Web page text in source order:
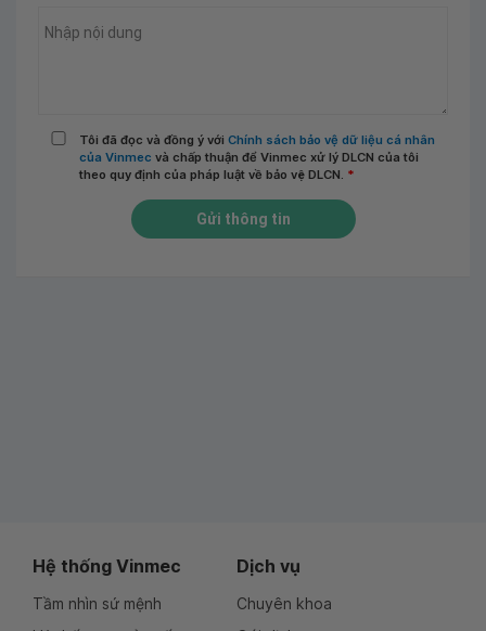
Tôi đã đọc và đồng ý với Chính sách bảo vệ dữ liệu cá nhân
của Vinmec và chấp thuận để Vinmec xử lý DLCN của tôi
theo quy định của pháp luật về bảo vệ DLCN. *
Gửi thông tin
Hệ thống Vinmec
Tầm nhìn sứ mệnh
Dịch vụ
Chuyên khoa